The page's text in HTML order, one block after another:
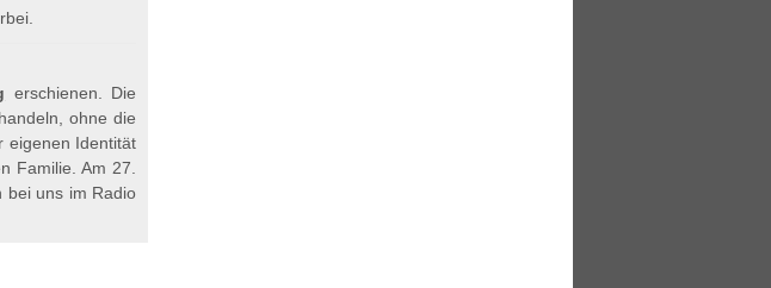
erschienen. Die
ohne die
eigenen Identität
Familie. Am 27.
bei uns im Radio